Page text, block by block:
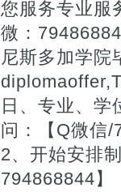
您服务专业服
微：
尼斯多加学院
日、专业、学
问：【Q微信/
2、开始安排
794868844】